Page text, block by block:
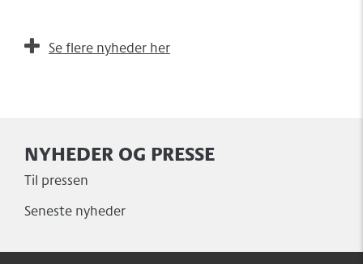
Se flere nyheder her
NYHEDER OG PRESSE
Til pressen
Seneste nyheder